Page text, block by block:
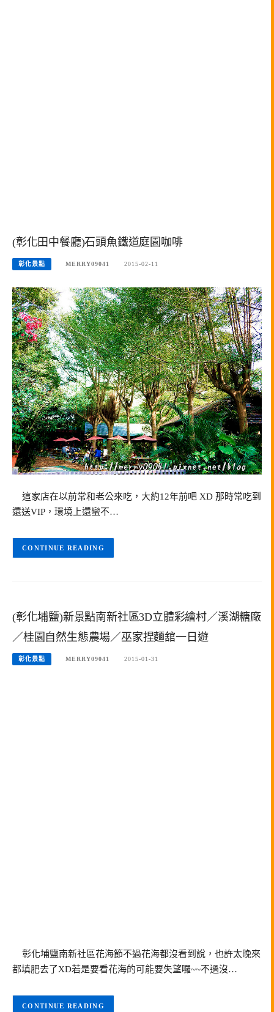
(彰化田中餐廳)石頭魚鐵道庭園咖啡
彰化景點 MERRY09041 2015-02-11
這家店在以前常和老公來吃，大約12年前吧 XD 那時常吃到
還送VIP，環境上還蠻不…
CONTINUE READING
(彰化埔鹽)新景點南新社區3D立體彩繪村／溪湖糖廠
／桂園自然生態農場／巫家捏麵舘一日遊
彰化景點 MERRY09041 2015-01-31
彰化埔鹽南新社區花海節不過花海都沒看到說，也許太晚來
都填肥去了XD若是要看花海的可能要失望囉~~不過沒…
CONTINUE READING